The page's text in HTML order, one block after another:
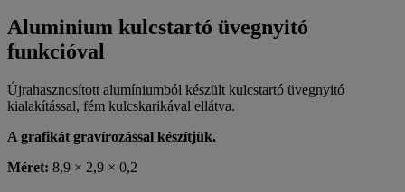
Aluminium kulcstartó üvegnyitó
funkcióval
Újrahasznosított alumíniumból készült kulcstartó üvegnyitó
kialakítással, fém kulcskarikával ellátva.
A grafikát gravírozással készítjük.
Méret: 8,9 × 2,9 × 0,2